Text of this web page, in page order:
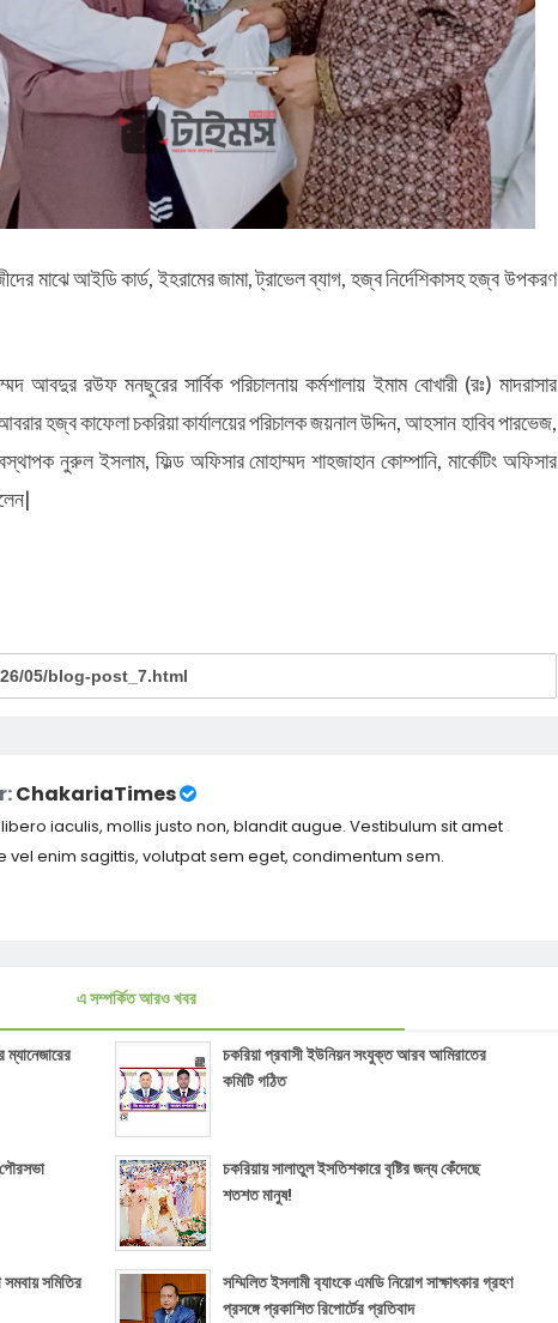
মাঝে আইডি কার্ড, ইহরামের জামা, ট্রাভেল ব্যাগ, হজ্ব নির্দেশিকাসহ হজ্ব উপকরণ
আবদুর রউফ মনছুরের সার্বিক পরিচালনায় কর্মশালায় ইমাম বোখারী (রঃ) মাদরাসার
হজ্ব কাফেলা চকরিয়া কার্যালয়ের পরিচালক জয়নাল উদ্দিন, আহসান হাবিব পারভেজ,
নুরুল ইসলাম, ফিল্ড অফিসার মোহাম্মদ শাহজাহান কোম্পানি, মার্কেটিং অফিসার
ChakariaTimes
iaculis, mollis justo non, blandit augue. Vestibulum sit amet
vel enim sagittis, volutpat sem eget, condimentum sem.
এ সম্পর্কিত আরও খবর
ম্যানেজারের
চকরিয়া প্রবাসী ইউনিয়ন সংযুক্ত আরব আমিরাতের
কমিটি গঠিত
চকরিয়ায় সালাতুল ইসতিশকারে বৃষ্টির জন্য কেঁদেছে
শতশত মানুষ!
সমিতির
সম্মিলিত ইসলামী ব‍্যাংকে এমডি নিয়োগ সাক্ষাৎকার গ্রহণ
প্রসঙ্গে প্রকাশিত রিপোর্টের প্রতিবাদ